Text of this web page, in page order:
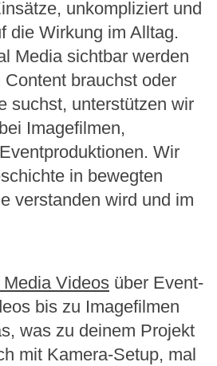
unkompliziert und
die Wirkung im Alltag.
Media sichtbar werden
brauchst oder
suchst, unterstützen wir
Imagefilmen,
Wir
in bewegten
verstanden wird und im
Videos über Event-
bis zu Imagefilmen
was zu deinem Projekt
mit Kamera-Setup, mal